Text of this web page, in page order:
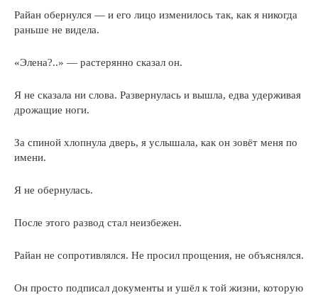
Райан обернулся — и его лицо изменилось так, как я никогда
раньше не видела.
«Элена?..» — растерянно сказал он.
Я не сказала ни слова. Развернулась и вышла, едва удерживая
дрожащие ноги.
За спиной хлопнула дверь, я услышала, как он зовёт меня по
имени.
Я не обернулась.
После этого развод стал неизбежен.
Райан не сопротивлялся. Не просил прощения, не объяснялся.
Он просто подписал документы и ушёл к той жизни, которую